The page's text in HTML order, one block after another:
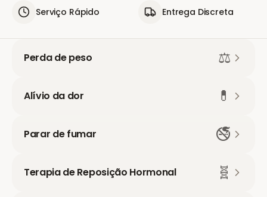
Serviço Rápido Entrega Discreta
Perda de peso ⚖️
Alívio da dor 💊
Parar de fumar 🚭
Terapia de Reposição Hormonal 🧬